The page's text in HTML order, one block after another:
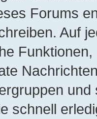
Forums
Auf
schnell